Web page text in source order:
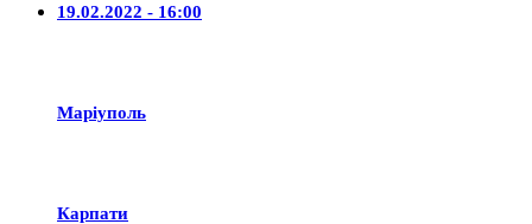
19.02.2022 - 16:00
Маріуполь
Карпати